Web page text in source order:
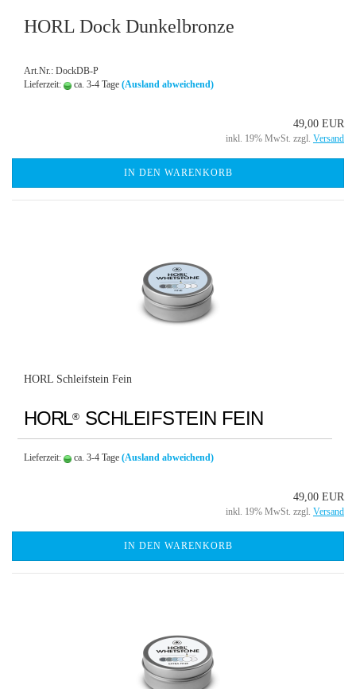
HORL Dock Dunkelbronze
Art.Nr.: DockDB-P
Lieferzeit:
ca. 3-4 Tage (Ausland abweichend)
49,00 EUR
inkl. 19% MwSt. zzgl. Versand
IN DEN WARENKORB
HORL Schleifstein Fein
HORL® SCHLEIFSTEIN FEIN
Lieferzeit: ca. 3-4 Tage (Ausland abweichend)
49,00 EUR
inkl. 19% MwSt. zzgl. Versand
IN DEN WARENKORB